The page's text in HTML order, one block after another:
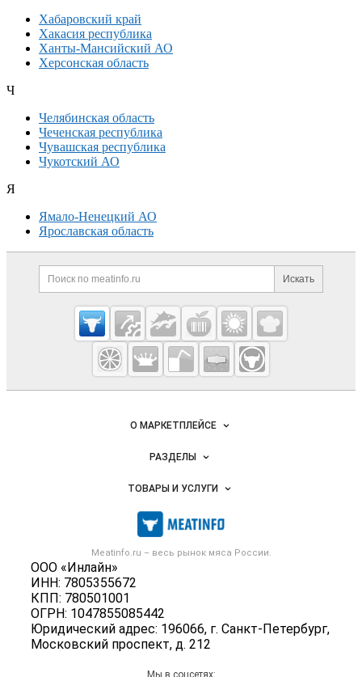
Хабаровский край
Хакасия республика
Ханты-Мансийский АО
Херсонская область
Ч
Челябинская область
Чеченская республика
Чувашская республика
Чукотский АО
Я
Ямало-Ненецкий АО
Ярославская область
Дополнительная информация
Поиск по сайту и
Искать
Cсылки на полезные проекты
Meatinfo.ru —
мясо и
мясопродукты
Важные разделы и контакты
Meatinfo.ru – весь рынок мяса России.
ООО «Инлайн»
ИНН: 7805355672
КПП: 780501001
ОГРН: 1047855085442
Юридический адрес: 196066, г. Санкт-Петербург,
Московский проспект, д. 212
Навигация по сайтуО МАРКЕТПЛЕЙСЕ
Новости Meatinfo.ru
Размещение рекламы
Публичная оферта
Контактная информация
Политика обработки персональных данных
РАЗДЕЛЫ
Объявления
Новости рынка
Мониторинг
Вакансии
ТОВАРЫ И УСЛУГИ
Мясо, мясопродукты
Скот в живом весе
Колбасы, сосиски, деликатесы
Мясные полуфабрикаты
Мясные снеки
Яйца